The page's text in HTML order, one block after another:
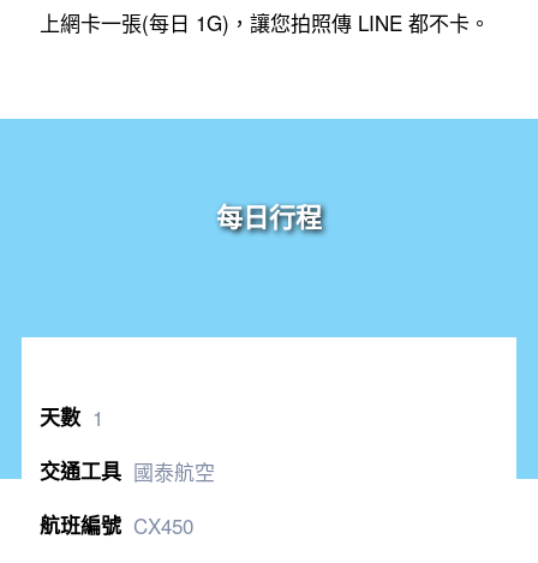
上網卡一張(每日 1G)，讓您拍照傳 LINE 都不卡。
每日行程
1
國泰航空
CX450